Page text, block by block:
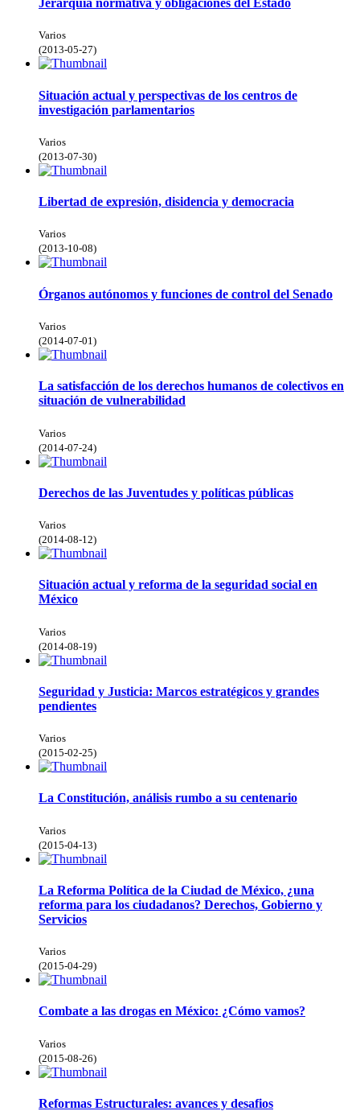
Jerarquía normativa y obligaciones del Estado
Varios
(2013-05-27)
Situación actual y perspectivas de los centros de
investigación parlamentarios
Varios
(2013-07-30)
Libertad de expresión, disidencia y democracia
Varios
(2013-10-08)
Órganos autónomos y funciones de control del Senado
Varios
(2014-07-01)
La satisfacción de los derechos humanos de colectivos en
situación de vulnerabilidad
Varios
(2014-07-24)
Derechos de las Juventudes y políticas públicas
Varios
(2014-08-12)
Situación actual y reforma de la seguridad social en
México
Varios
(2014-08-19)
Seguridad y Justicia: Marcos estratégicos y grandes
pendientes
Varios
(2015-02-25)
La Constitución, análisis rumbo a su centenario
Varios
(2015-04-13)
La Reforma Política de la Ciudad de México, ¿una
reforma para los ciudadanos? Derechos, Gobierno y
Servicios
Varios
(2015-04-29)
Combate a las drogas en México: ¿Cómo vamos?
Varios
(2015-08-26)
Reformas Estructurales: avances y desafios